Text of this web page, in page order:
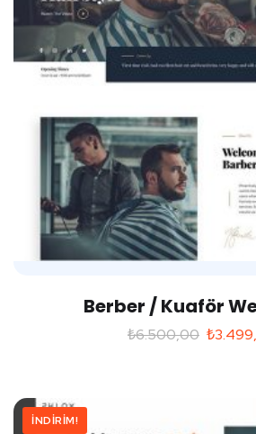
Berber / Kuaför
₺6.500,00 ₺
İNDIRIM!